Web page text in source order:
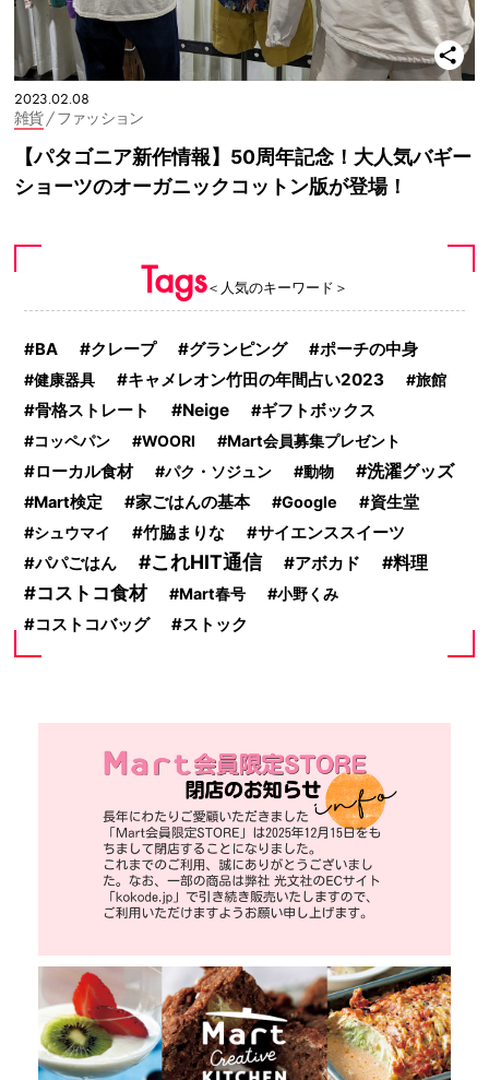
2023.02.08
雑貨/ ファッション
【パタゴニア新作情報】50周年記念！大人気バギー
ショーツのオーガニックコットン版が登場！
Tags＜人気のキーワード＞
BA クレープ グランピング ポーチの中身
健康器具 キャメレオン竹田の年間占い2023 旅館
骨格ストレート Neige ギフトボックス
コッペパン WOORI Mart会員募集プレゼント
ローカル食材 パク・ソジュン 動物 洗濯グッズ
Mart検定 家ごはんの基本 Google 資生堂
シュウマイ 竹脇まりな
サイエンススイーツ
パパごはん
これHIT通信 アボカド 料理
コストコ食材 Mart春号 小野くみ
コストコバッグ ストック